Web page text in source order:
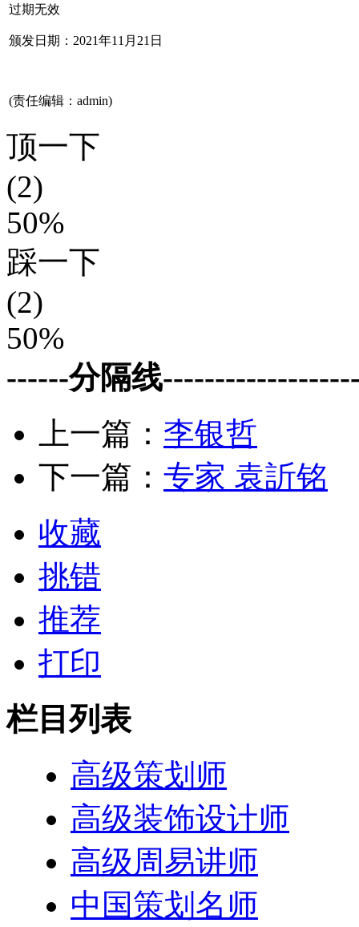
过期无效
颁发日期：2021年11月21日
(责任编辑：admin)
顶一下
(2)
50%
踩一下
(2)
50%
------分隔线
上一篇： 李银哲
下一篇： 专家 袁訢铭
收藏
挑错
推荐
打印
栏目列表
高级策划师
高级装饰设计师
高级周易讲师
中国策划名师